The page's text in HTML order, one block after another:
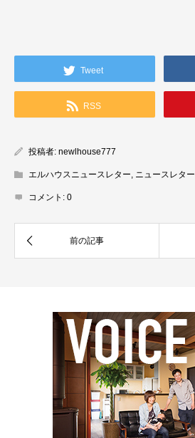
Tweet
RSS
投稿者: newlhouse777
エルハウスニュースレター, ニュースレター
コメント: 0